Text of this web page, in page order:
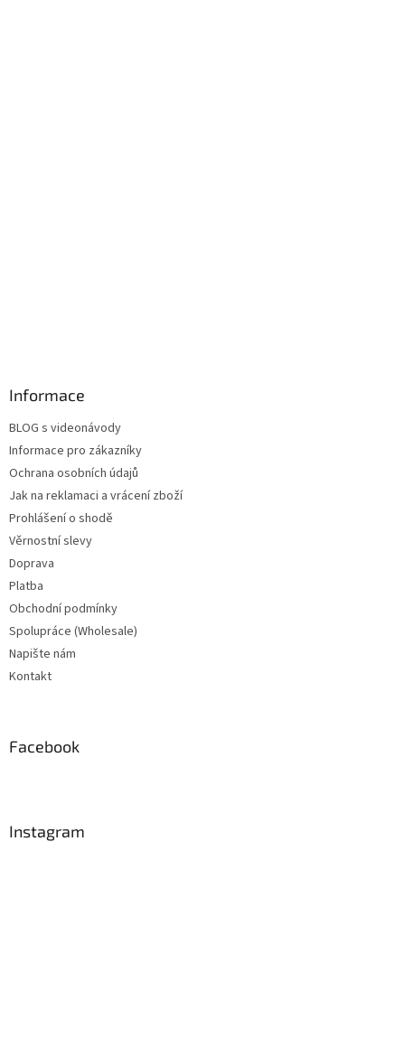
Informace
BLOG s videonávody
Informace pro zákazníky
Ochrana osobních údajů
Jak na reklamaci a vrácení zboží
Prohlášení o shodě
Věrnostní slevy
Doprava
Platba
Obchodní podmínky
Spolupráce (Wholesale)
Napište nám
Kontakt
Facebook
Instagram